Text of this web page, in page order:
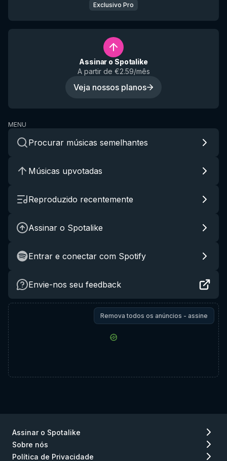
Exclusivo Pro
Assinar o Spotalike
A partir de €2.59/mês
Veja nossos planos
MENU
Procurar músicas semelhantes
Músicas upvotadas
Reproduzido recentemente
Assinar o Spotalike
Entrar e conectar com Spotify
Envie-nos seu feedback
Remova todos os anúncios - assine
Assinar o Spotalike
Sobre nós
Política de Privacidade